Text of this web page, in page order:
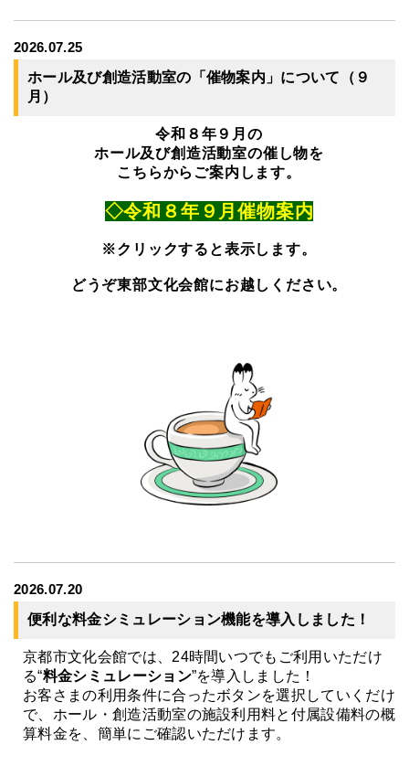
2026.07.25
ホール及び創造活動室の「催物案内」について（９
月）
令和８年９月の
ホール及び創造活動室の催し物を
こちらからご案内します。
◇令和８年９月催物案内
※クリックすると表示します。
どうぞ東部文化会館にお越しください。
2026.07.20
便利な料金シミュレーション機能を導入しました！
京都市文化会館では、24時間いつでもご利用いただけ
る“料金シミュレーション”を導入しました！
お客さまの利用条件に合ったボタンを選択していくだけ
で、ホール・創造活動室の施設利用料と付属設備料の概
算料金を、簡単にご確認いただけます。